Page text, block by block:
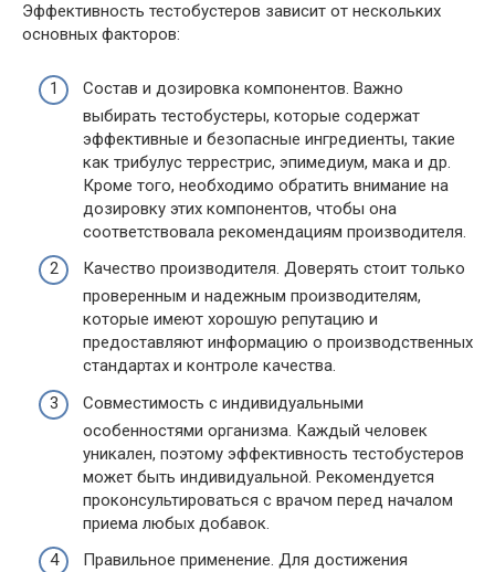
Эффективность тестобустеров зависит от нескольких
основных факторов:
Состав и дозировка компонентов. Важно
выбирать тестобустеры, которые содержат
эффективные и безопасные ингредиенты, такие
как трибулус террестрис, эпимедиум, мака и др.
Кроме того, необходимо обратить внимание на
дозировку этих компонентов, чтобы она
соответствовала рекомендациям производителя.
Качество производителя. Доверять стоит только
проверенным и надежным производителям,
которые имеют хорошую репутацию и
предоставляют информацию о производственных
стандартах и контроле качества.
Совместимость с индивидуальными
особенностями организма. Каждый человек
уникален, поэтому эффективность тестобустеров
может быть индивидуальной. Рекомендуется
проконсультироваться с врачом перед началом
приема любых добавок.
Правильное применение. Для достижения